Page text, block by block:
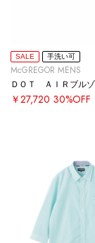
SALE 手洗い可
McGREGOR MENS
ＤＯＴ ＡＩＲブル
￥27,720 30%OFF